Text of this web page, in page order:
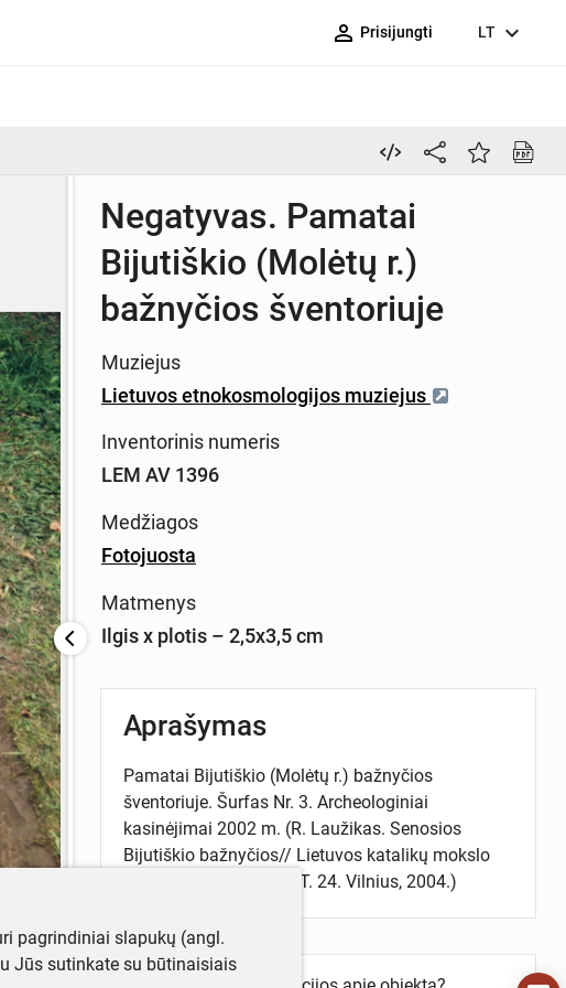
person_outline Prisijungti LT expand_more
Negatyvas. Pamatai
Bijutiškio (Molėtų r.)
bažnyčios šventoriuje
Muziejus
Lietuvos etnokosmologijos muziejus
Inventorinis numeris
LEM AV 1396
Medžiagos
Fotojuosta
Matmenys
Ilgis x plotis – 2,5x3,5 cm
Aprašymas
Pamatai Bijutiškio (Molėtų r.) bažnyčios
šventoriuje. Šurfas Nr. 3. Archeologiniai
kasinėjimai 2002 m. (R. Laužikas. Senosios
Bijutiškio bažnyčios// Lietuvos katalikų mokslo
akademijos metraštis. T. 24. Vilnius, 2004.)
pagrindiniai slapukų (angl.
Jūs sutinkate su būtinaisiais